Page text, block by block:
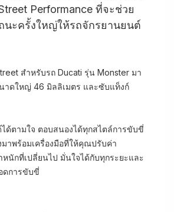
Performance ที่จะช่วย
นะครั้งใหญ่ให้รถจักรยานยนต์
สำหรับรถ Ducati รุ่น Monster มา
าดใหญ่ 46 มิลลิเมตร และซับแท็งก์
ด้ตามใจ ตอบสนองได้ทุกสไตล์การขับขี่
าพร้อมเครื่องมือที่ให้คุณปรับค่า
นักที่เปลี่ยนไป มั่นใจได้กับทุกระยะและ
ดการขับขี่